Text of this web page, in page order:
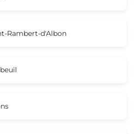
Rambert-d'Albon